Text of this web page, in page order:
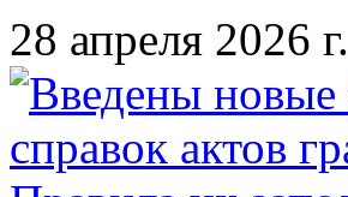
28 апреля 2026 г.